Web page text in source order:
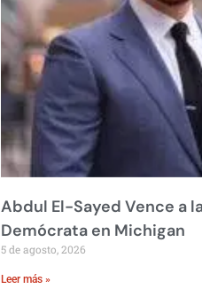
Abdul El-Sayed Vence a
Demócrata en Michigan
5 de agosto, 2026
Leer más »